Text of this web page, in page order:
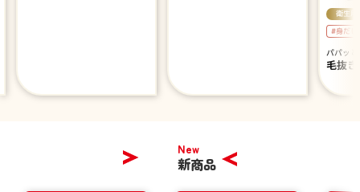
衛生用
#身だし
パパッ
毛抜
New
新商品